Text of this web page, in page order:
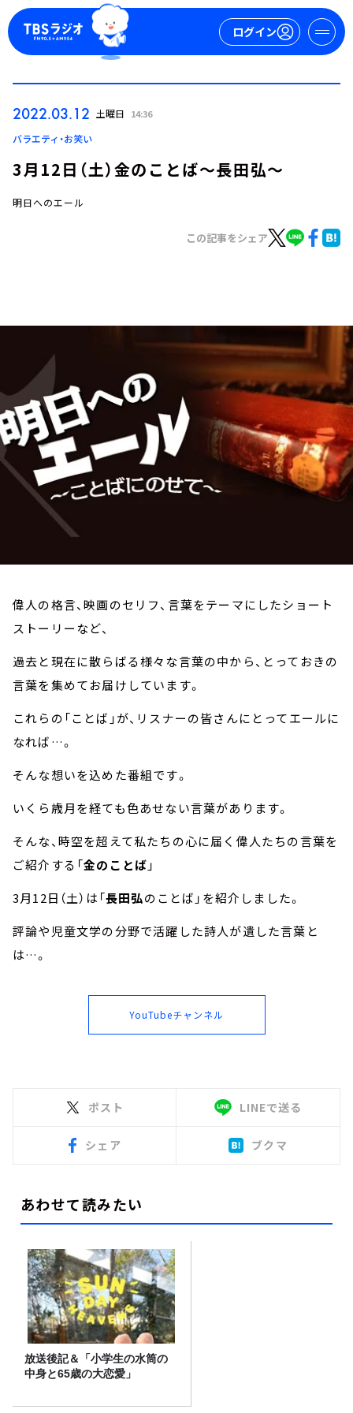
ログイン
ログイン
トピックス
お知らせ
イベント・グッズ
YouTube
会社情報
2022.03.12 土曜日 14:36
バラエティ・お笑い
3月12日（土）金のことば～長田弘～
明日へのエール
この記事をシェア
偉人の格言、映画のセリフ、言葉をテーマにしたショート
ストーリーなど、
過去と現在に散らばる様々な言葉の中から、とっておきの
言葉を集めてお届けしています。
これらの「ことば」が、リスナーの皆さんにとってエールに
なれば…。
そんな想いを込めた番組です。
いくら歳月を経ても色あせない言葉があります。
そんな、時空を超えて私たちの心に届く偉人たちの言葉を
ご紹介する「金のことば 」
3月12日（土）は「長田弘のことば」を紹介しました。
評論や児童文学の分野で活躍した詩人が遺した言葉と
は…。
YouTubeチャンネル
ポスト LINEで送る
シェア ブクマ
あわせて読みたい
放送後記＆「小学生の水筒の
中身と65歳の大恋愛」